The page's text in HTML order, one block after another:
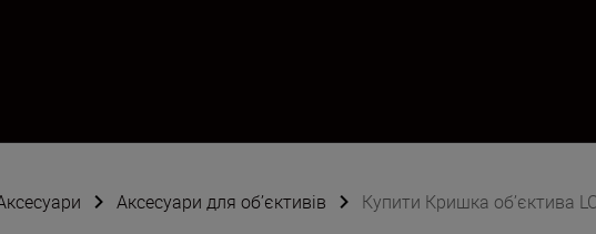
Аксесуари для об’єктивів Купити Кришка об’єктива